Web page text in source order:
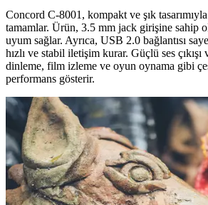
Concord C-8001, kompakt ve şık
tamamlar. Ürün, 3.5 mm jack girişine sahip
uyum sağlar. Ayrıca, USB 2.0 bağlantısı
hızlı ve stabil iletişim kurar. Güçlü ses
dinleme, film izleme ve oyun oynama gibi
performans gösterir.